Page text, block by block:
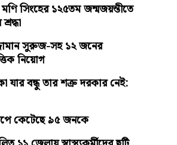
সিংহের ১২৫তম জন্মজয়ন্তীতে
সুরুজ-সহ ১২ জনের
নিয়োগ
যার বন্ধু তার শত্রু দরকার নেই:
কেটেছে ৯৫ জনকে